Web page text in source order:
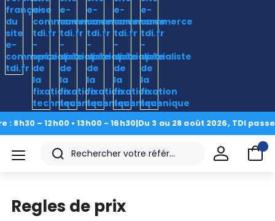
– 12h00 • 13h00 - 16h30|Du 3 au 28 août 2026, TDI passe en
CAD/3D
menu Rechercher
Accueil › Nos produits › Laiton › Vis à tête fraisée
fendue DIN 963
› Vis métaux tête fraisée fendue DIN 963 M4 X
0.70 X 25mm laiton
Regles de prix